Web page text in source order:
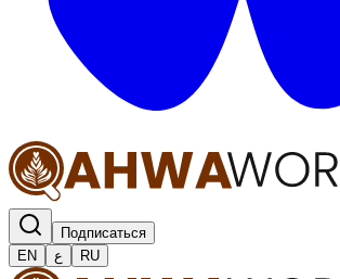
Подписаться
EN
ع RU